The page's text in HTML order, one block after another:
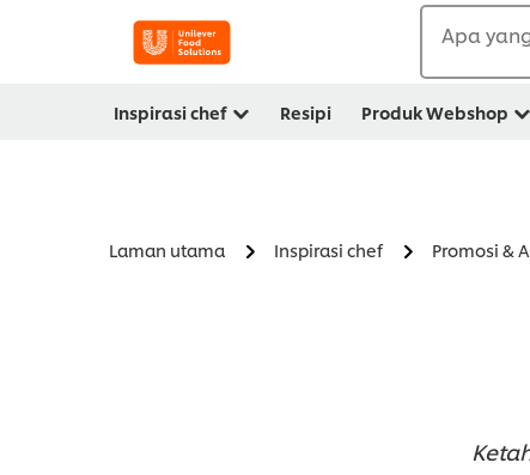
Apa
Inspirasi chef Resipi Produk Webshop
Laman utama Inspirasi chef Promosi &